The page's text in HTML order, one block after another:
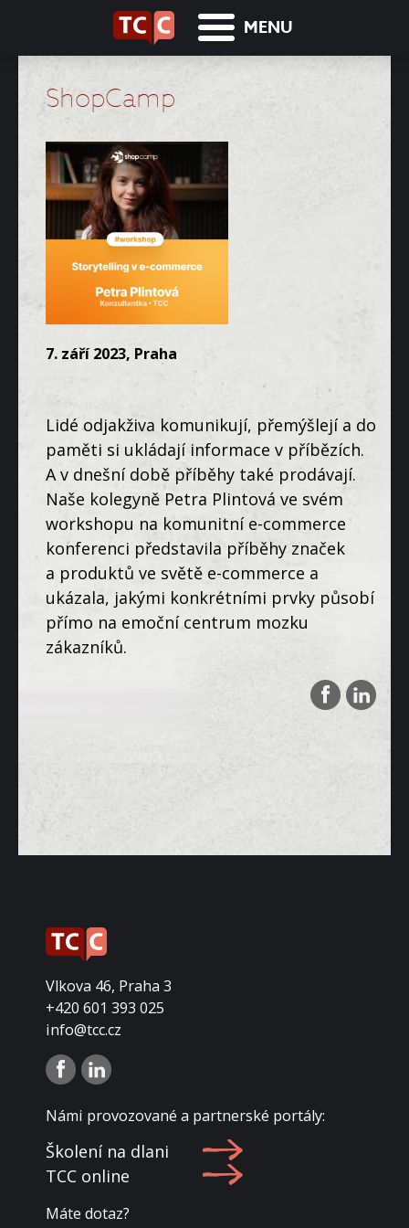
MENU
ShopCamp
7. září 2023, Praha
Lidé odjakživa komunikují, přemýšlejí a do
paměti si ukládají informace v příbězích.
A v dnešní době příběhy také prodávají.
Naše kolegyně Petra Plintová ve svém
workshopu na komunitní e-commerce
konferenci představila příběhy značek
a produktů ve světě e-commerce a
ukázala, jakými konkrétními prvky působí
přímo na emoční centrum mozku
zákazníků.
Vlkova 46, Praha 3
+420 601 393 025
info@tcc.cz
Námi provozované a partnerské portály:
Školení na dlani
TCC online
Máte dotaz?